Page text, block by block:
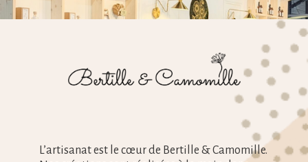
L’artisanat est le cœur de Bertille & Camomille.